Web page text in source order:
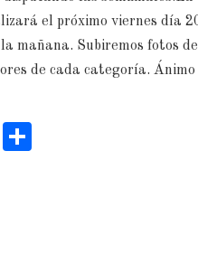
el próximo viernes día
mañana. Subiremos fotos
de cada categoría. Ánimo